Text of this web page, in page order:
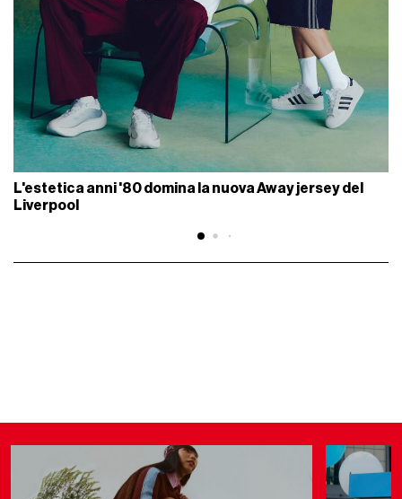
L'estetica anni '80 domina la nuova Away jersey del
Liverpool